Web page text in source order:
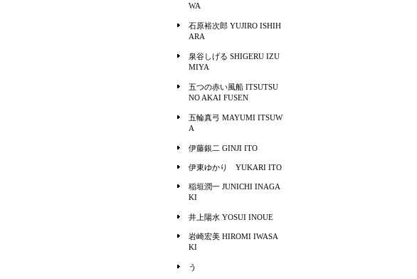
WA
石原裕次郎 YUJIRO ISHIH
ARA
泉谷しげる SHIGERU IZU
MIYA
五つの赤い風船 ITSUTSU
NO AKAI FUSEN
五輪真弓 MAYUMI ITSUW
A
伊藤銀二 GINJI ITO
伊東ゆかり YUKARI ITO
稲垣潤一 JUNICHI INAGA
KI
井上陽水 YOSUI INOUE
岩崎宏美 HIROMI IWASA
KI
う